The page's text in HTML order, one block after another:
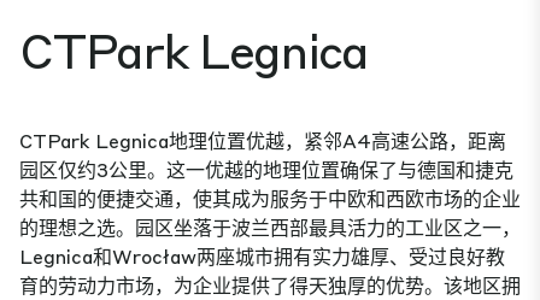
CTPark Legnica
CTPark Legnica地理位置优越，紧邻A4高速公路，距离
园区仅约3公里。这一优越的地理位置确保了与德国和捷克
共和国的便捷交通，使其成为服务于中欧和西欧市场的企业
的理想之选。园区坐落于波兰西部最具活力的工业区之一，
Legnica和Wrocław两座城市拥有实力雄厚、受过良好教
育的劳动力市场，为企业提供了得天独厚的优势。该地区拥